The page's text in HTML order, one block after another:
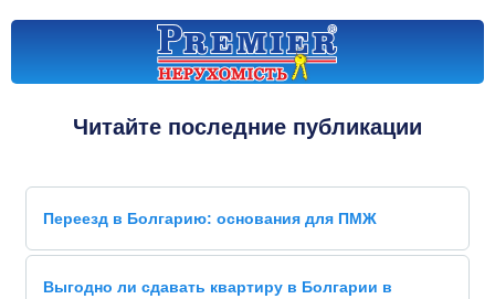
Читайте последние публикации
Переезд в Болгарию: основания для ПМЖ
Выгодно ли сдавать квартиру в Болгарии в